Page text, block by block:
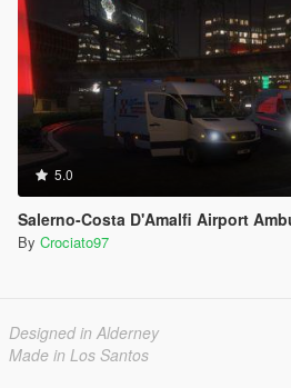
5.0
Salerno-Costa D'Amalfi Airport
By Crociato97
Designed in Alderney
Made in Los Santos